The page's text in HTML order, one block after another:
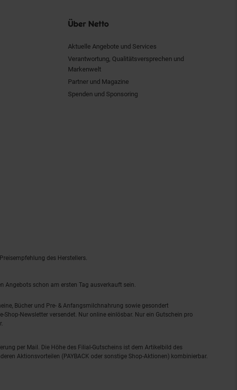
Über Netto
Aktuelle Angebote und Services
Verantwortung, Qualitätsversprechen und
Markenwelt
Partner und Magazine
Spenden und Sponsoring
des Herstellers.
Angebots schon am ersten Tag ausverkauft sein.
Bücher und Pre- & Anfangsmilchnahrung sowie gesondert
Newsletter versendet. Nur online einlösbar. Nur ein Gutschein pro
per Mail. Die Höhe des Filial-Gutscheins ist dem Artikelbild des
Aktionsvorteilen (PAYBACK oder sonstige Shop-Aktionen) kombinierbar.